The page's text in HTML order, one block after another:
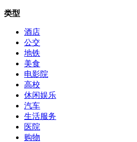
类型
酒店
公交
地铁
美食
电影院
高校
休闲娱乐
汽车
生活服务
医院
购物